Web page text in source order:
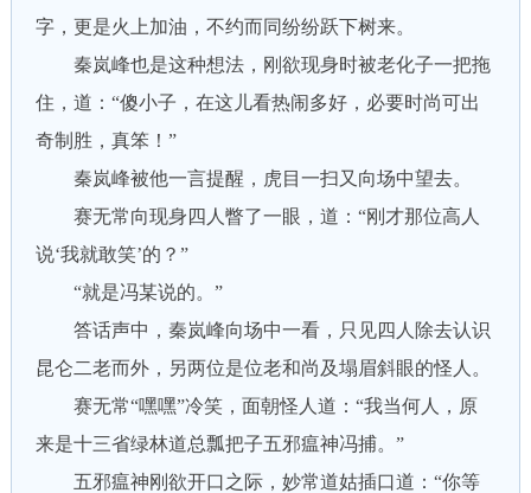
字，更是火上加油，不约而同纷纷跃下树来。
秦岚峰也是这种想法，刚欲现身时被老化子一把拖
住，道：“傻小子，在这儿看热闹多好，必要时尚可出
奇制胜，真笨！”
秦岚峰被他一言提醒，虎目一扫又向场中望去。
赛无常向现身四人瞥了一眼，道：“刚才那位高人
说‘我就敢笑’的？”
“就是冯某说的。”
答话声中，秦岚峰向场中一看，只见四人除去认识
昆仑二老而外，另两位是位老和尚及塌眉斜眼的怪人。
赛无常“嘿嘿”冷笑，面朝怪人道：“我当何人，原
来是十三省绿林道总瓢把子五邪瘟神冯捕。”
五邪瘟神刚欲开口之际，妙常道姑插口道：“你等